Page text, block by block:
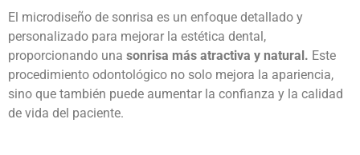
El microdiseño de sonrisa es un enfoque detallado y
personalizado para mejorar la estética dental,
proporcionando una sonrisa más atractiva y natural. Este
procedimiento odontológico no solo mejora la apariencia,
sino que también puede aumentar la confianza y la calidad
de vida del paciente.